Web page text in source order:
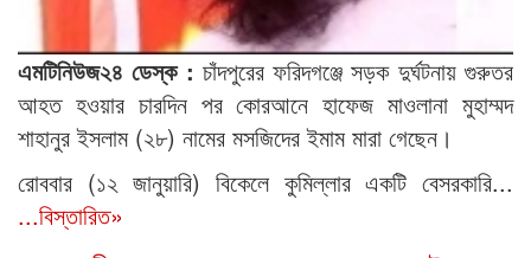
এমটিনিউজ২৪ ডেস্ক : চাঁদপুরের ফরিদগঞ্জে সড়ক দুর্ঘটনায় গুরুতর
আহত হওয়ার চারদিন পর কোরআনে হাফেজ মাওলানা মুহাম্মদ
শাহানুর ইসলাম (২৮) নামের মসজিদের ইমাম মারা গেছেন।
রোববার (১২ জানুয়ারি) বিকেলে কুমিল্লার একটি বেসরকারি...
...বিস্তারিত»